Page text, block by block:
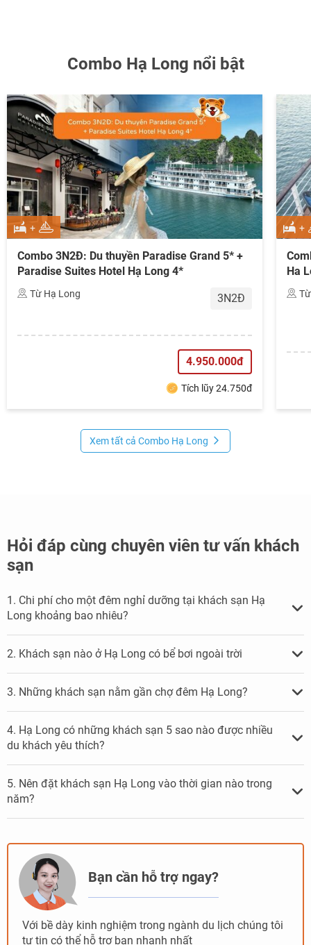
Combo Hạ Long nổi bật
+
Combo 3N2Đ: Du thuyền Paradise Grand 5* +
Paradise Suites Hotel Hạ Long 4*
Từ Hạ Long 3N2Đ
4.950.000đ
Tích lũy 24.750đ
+
Ha
Xem tất cả Combo Hạ Long
Hỏi đáp cùng chuyên viên tư vấn khách
sạn
1. Chi phí cho một đêm nghỉ dưỡng tại khách sạn Hạ
Long khoảng bao nhiêu?
2. Khách sạn nào ở Hạ Long có bể bơi ngoài trời
3. Những khách sạn nằm gần chợ đêm Hạ Long?
4. Hạ Long có những khách sạn 5 sao nào được nhiều
du khách yêu thích?
5. Nên đặt khách sạn Hạ Long vào thời gian nào trong
năm?
Bạn cần hỗ trợ ngay?
Với bề dày kinh nghiệm trong ngành du lịch chúng tôi
tự tin có thể hỗ trợ bạn nhanh nhất